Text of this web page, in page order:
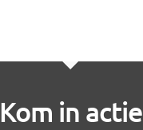
Kom in actie